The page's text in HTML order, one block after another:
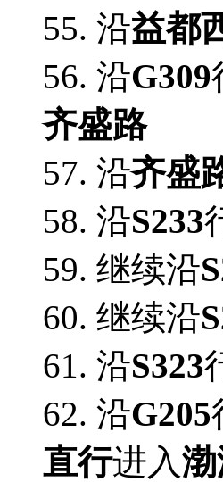
55. 沿益都
56. 沿G309
齐盛路
57. 沿齐盛
58. 沿S233
59. 继续沿
60. 继续沿
61. 沿S323
62. 沿G205
直行进入